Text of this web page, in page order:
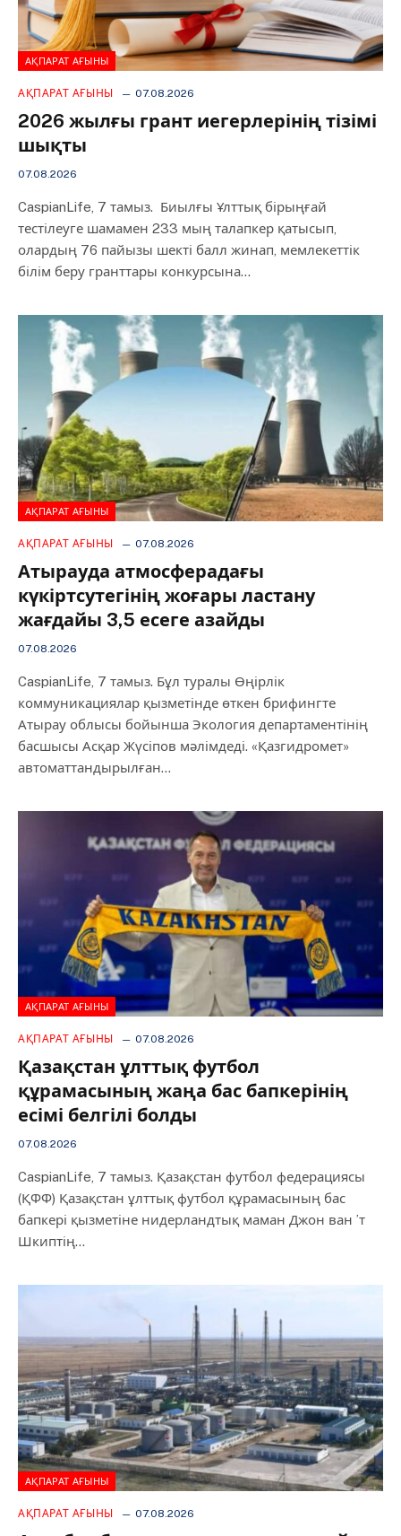
АҚПАРАТ АҒЫНЫ
АҚПАРАТ АҒЫНЫ 07.08.2026
2026 жылғы грант иегерлерінің тізімі
шықты
07.08.2026
CaspianLife, 7 тамыз. Биылғы Ұлттық бірыңғай
тестілеуге шамамен 233 мың талапкер қатысып,
олардың 76 пайызы шекті балл жинап, мемлекеттік
білім беру гранттары конкурсына…
АҚПАРАТ АҒЫНЫ
АҚПАРАТ АҒЫНЫ 07.08.2026
Атырауда атмосферадағы
күкіртсутегінің жоғары ластану
жағдайы 3,5 есеге азайды
07.08.2026
CaspianLife, 7 тамыз. Бұл туралы Өңірлік
коммуникациялар қызметінде өткен брифингте
Атырау облысы бойынша Экология департаментінің
басшысы Асқар Жүсіпов мәлімдеді. «Қазгидромет»
автоматтандырылған…
АҚПАРАТ АҒЫНЫ
АҚПАРАТ АҒЫНЫ 07.08.2026
Қазақстан ұлттық футбол
құрамасының жаңа бас бапкерінің
есімі белгілі болды
07.08.2026
CaspianLife, 7 тамыз. Қазақстан футбол федерациясы
(ҚФФ) Қазақстан ұлттық футбол құрамасының бас
бапкері қызметіне нидерландтық маман Джон ван ’т
Шкиптің…
АҚПАРАТ АҒЫНЫ
АҚПАРАТ АҒЫНЫ 07.08.2026